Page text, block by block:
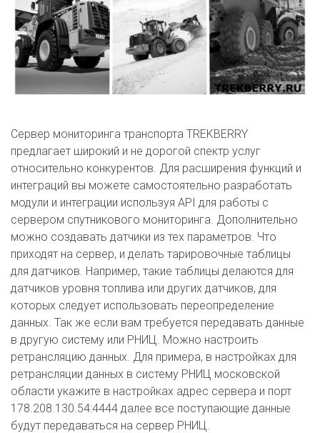
Сервер мониторинга транспорта TREKBERRY
предлагает широкий и не дорогой спектр услуг
относительно конкурентов. Для расширения функций и
интеграций вы можете самостоятельно разработать
модули и интеграции используя API для работы с
сервером спутникового мониторинга. Дополнительно
можно создавать датчики из тех параметров. Что
приходят на сервер, и делать тарировочные таблицы
для датчиков. Например, такие таблицы делаются для
датчиков уровня топлива или других датчиков, для
которых следует использовать переопределение
данных. Так же если вам требуется передавать данные
в другую систему или РНИЦ. Можно настроить
ретрансляцию данных. Для примера, в настройках для
ретрансляции данных в систему РНИЦ московской
области укажите в настройках адрес сервера и порт
178.208.130.54:4444 далее все поступающие данные
будут передаваться на сервер РНИЦ.